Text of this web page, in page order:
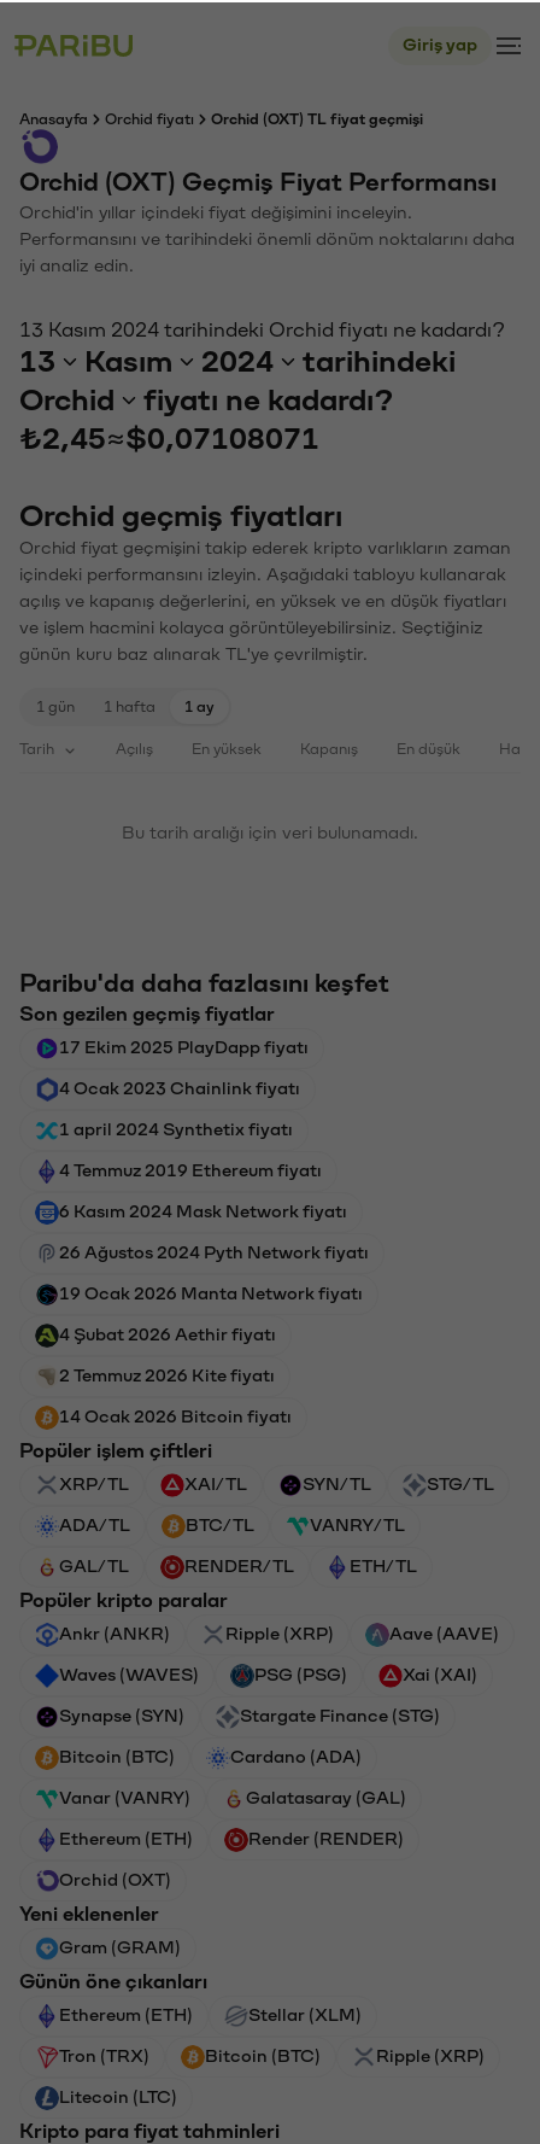
Giriş yap
Anasayfa Orchid fiyatı Orchid (OXT) TL fiyat geçmişi
Orchid (OXT) Geçmiş Fiyat Performansı
Orchid'in yıllar içindeki fiyat değişimini inceleyin.
Performansını ve tarihindeki önemli dönüm noktalarını daha
iyi analiz edin.
13 Kasım 2024 tarihindeki Orchid fiyatı ne kadardı?
13 Kasım 2024
tarihindeki
Orchid
fiyatı ne kadardı?
₺2,45≈$0,07108071
Orchid geçmiş fiyatları
Orchid fiyat geçmişini takip ederek kripto varlıkların zaman
içindeki performansını izleyin. Aşağıdaki tabloyu kullanarak
açılış ve kapanış değerlerini, en yüksek ve en düşük fiyatları
ve işlem hacmini kolayca görüntüleyebilirsiniz. Seçtiğiniz
günün kuru baz alınarak TL'ye çevrilmiştir.
1 gün 1 hafta 1 ay
Tarih Açılış En yüksek Kapanış En düşük
Bu tarih aralığı için veri bulunamadı.
Paribu'da daha fazlasını keşfet
Son gezilen geçmiş fiyatlar
17 Ekim 2025 PlayDapp fiyatı
4 Ocak 2023 Chainlink fiyatı
1 april 2024 Synthetix fiyatı
4 Temmuz 2019 Ethereum fiyatı
6 Kasım 2024 Mask Network fiyatı
26 Ağustos 2024 Pyth Network fiyatı
19 Ocak 2026 Manta Network fiyatı
4 Şubat 2026 Aethir fiyatı
2 Temmuz 2026 Kite fiyatı
14 Ocak 2026 Bitcoin fiyatı
Popüler işlem çiftleri
XRP/TL XAI/TL SYN/TL STG/TL
ADA/TL BTC/TL VANRY/TL
GAL/TL RENDER/TL ETH/TL
Popüler kripto paralar
Ankr (ANKR) Ripple (XRP) Aave (AAVE)
Waves (WAVES) PSG (PSG) Xai (XAI)
Synapse (SYN) Stargate Finance (STG)
Bitcoin (BTC) Cardano (ADA)
Vanar (VANRY) Galatasaray (GAL)
Ethereum (ETH) Render (RENDER)
Orchid (OXT)
Yeni eklenenler
Gram (GRAM)
Günün öne çıkanları
Ethereum (ETH) Stellar (XLM)
Tron (TRX) Bitcoin (BTC) Ripple (XRP)
Litecoin (LTC)
Kripto para fiyat tahminleri